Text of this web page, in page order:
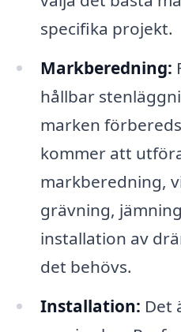
specifika projekt.
Markberedning:
hållbar
marken
kommer att
markberedning,
grävning,
installation av
det behövs.
Installation: Det